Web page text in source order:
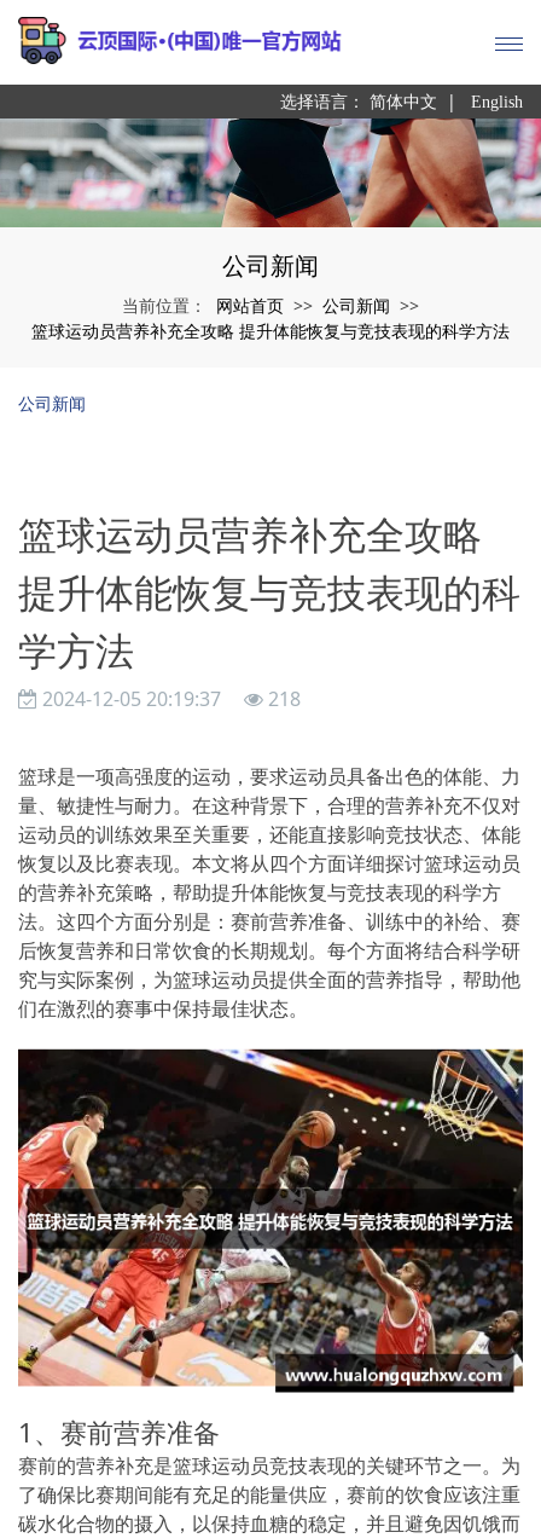
选择语言： 简体中文 | English
公司新闻
当前位置： 网站首页 >> 公司新闻 >>
篮球运动员营养补充全攻略 提升体能恢复与竞技表现的科学方法
公司新闻
篮球运动员营养补充全攻略
提升体能恢复与竞技表现的科
学方法
2024-12-05 20:19:37 218
篮球是一项高强度的运动，要求运动员具备出色的体能、力
量、敏捷性与耐力。在这种背景下，合理的营养补充不仅对
运动员的训练效果至关重要，还能直接影响竞技状态、体能
恢复以及比赛表现。本文将从四个方面详细探讨篮球运动员
的营养补充策略，帮助提升体能恢复与竞技表现的科学方
法。这四个方面分别是：赛前营养准备、训练中的补给、赛
后恢复营养和日常饮食的长期规划。每个方面将结合科学研
究与实际案例，为篮球运动员提供全面的营养指导，帮助他
们在激烈的赛事中保持最佳状态。
1、赛前营养准备
赛前的营养补充是篮球运动员竞技表现的关键环节之一。为
了确保比赛期间能有充足的能量供应，赛前的饮食应该注重
碳水化合物的摄入，以保持血糖的稳定，并且避免因饥饿而